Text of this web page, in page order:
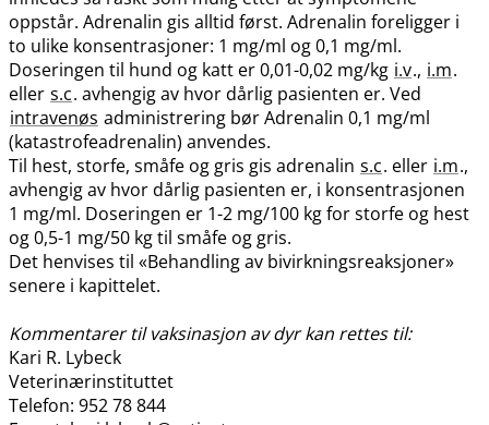
oppstår. Adrenalin gis alltid først. Adrenalin foreligger i
to ulike konsentrasjoner: 1 mg/ml og 0,1 mg​/​ml.
Doseringen til hund og katt er 0,01-0,02 mg/kg i.v., i.m.
eller s.c. avhengig av hvor dårlig pasienten er. Ved
intravenøs administrering bør Adrenalin 0,1 mg/ml
(katastrofeadrenalin) anvendes.
Til hest, storfe, småfe og gris gis adrenalin s.c. eller i.m.,
avhengig av hvor dårlig pasienten er, i konsentrasjonen
1 mg​/​ml. Doseringen er 1-2 mg/100 kg for storfe og hest
og 0,5-1 mg/50 kg til småfe og gris.
Det henvises til «Behandling av bivirkningsreaksjoner»
senere i kapittelet.
Kommentarer til vaksinasjon av dyr kan rettes til:
Kari R. Lybeck
Veterinærinstituttet
Telefon: 952 78 844